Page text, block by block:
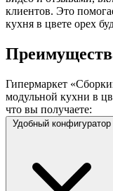
клиентов. Это
кухня в цвете орех
Гипермаркет
модульной кухни в
что вы получаете:
Удобный конфигуратор